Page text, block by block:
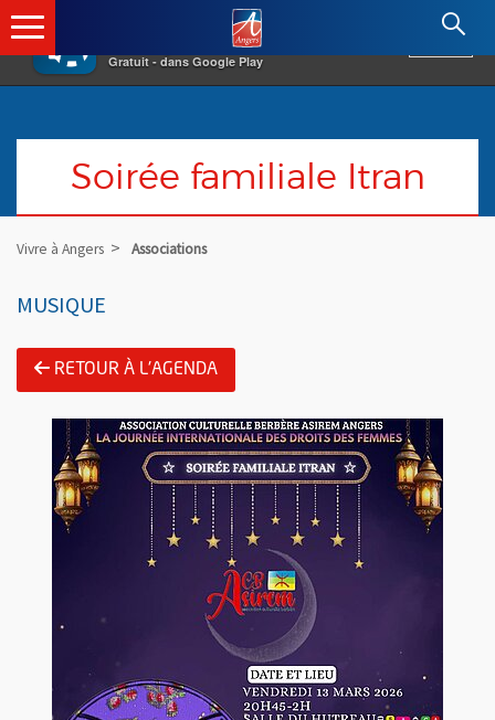
×
Gratuit - dans Google Play
Angers.fr : Retour à l'accueil
Soirée familiale Itran
Vivre à Angers Associations
MUSIQUE
RETOUR À L'AGENDA